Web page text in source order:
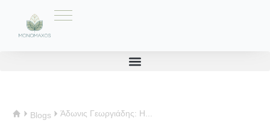
Blogs Άδωνις Γεωργιάδης: Η...